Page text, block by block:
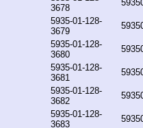
3678
5935-01-128-
3679
5935-01-128-
3680
5935-01-128-
3681
5935-01-128-
3682
5935-01-128-
3683